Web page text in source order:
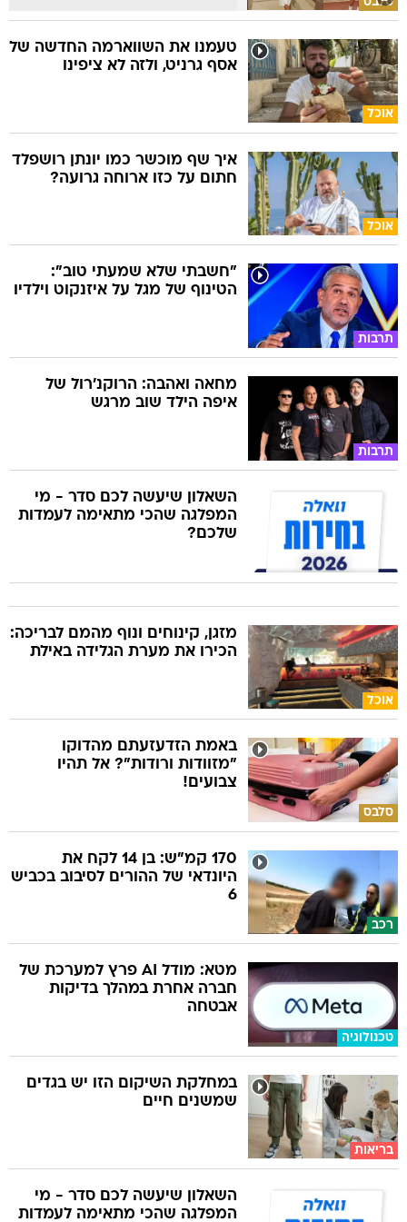
אוכל
טעמנו את השווארמה החדשה של
אסף גרניט, ולזה לא ציפינו
אוכל
איך שף מוכשר כמו יונתן רושפלד
חתום על כזו ארוחה גרועה?
תרבות
"חשבתי שלא שמעתי טוב":
הטינוף של מגל על איזנקוט וילדיו
תרבות
מחאה ואהבה: הרוקנ'רול של
איפה הילד שוב מרגש
השאלון שיעשה לכם סדר - מי
המפלגה שהכי מתאימה לעמדות
שלכם?
אוכל
מזגן, קינוחים ונוף מהמם לבריכה:
הכירו את מערת הגלידה באילת
סלבס
באמת הזדעזעתם מהדוקו
"מזוודות ורודות"? אל תהיו
צבועים!
רכב
170 קמ"ש: בן 14 לקח את
היונדאי של ההורים לסיבוב בכביש
6
טכנולוגיה
מטא: מודל AI פרץ למערכת של
חברה אחרת במהלך בדיקות
אבטחה
בריאות
במחלקת השיקום הזו יש בגדים
שמשנים חיים
השאלון שיעשה לכם סדר - מי
המפלגה שהכי מתאימה לעמדות